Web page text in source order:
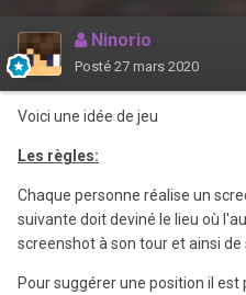
Ninorio
Posté 27 mars 2020
Voici une idée de jeu
Les règles:
Chaque personne réalise un
suivante doit deviné le lieu où
screenshot à son tour et ainsi de
Pour suggérer une position il